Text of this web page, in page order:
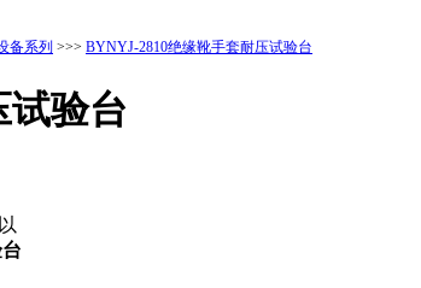
备系列 >>> BYNYJ-2810绝缘靴手套耐压试验台
试验台